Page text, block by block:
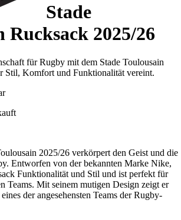
Stade
Rucksack 2025/26
für Rugby mit dem Stade Toulousain
Stil, Komfort und Funktionalität vereint.
2025/26 verkörpert den Geist und die
Entworfen von der bekannten Marke Nike,
Funktionalität und Stil und ist perfekt für
Teams. Mit seinem mutigen Design zeigt er
der angesehensten Teams der Rugby-